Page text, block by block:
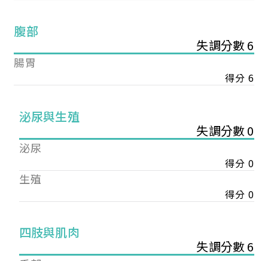
腹部
失調分數 6
腸胃
得分 6
泌尿與生殖
失調分數 0
泌尿
得分 0
生殖
得分 0
四肢與肌肉
失調分數 6
您已成功送出會員申請
您好，您的會員申請，已成功送出，經本協會理事